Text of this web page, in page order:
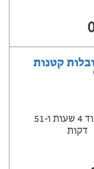
ייסגר עוד 4 שעות ‫ו-51
דקות